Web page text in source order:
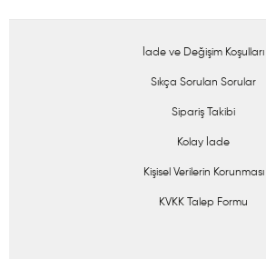
İade ve Değişim Koşulları
Sıkça Sorulan Sorular
Sipariş Takibi
Kolay İade
Kişisel Verilerin Korunması
KVKK Talep Formu